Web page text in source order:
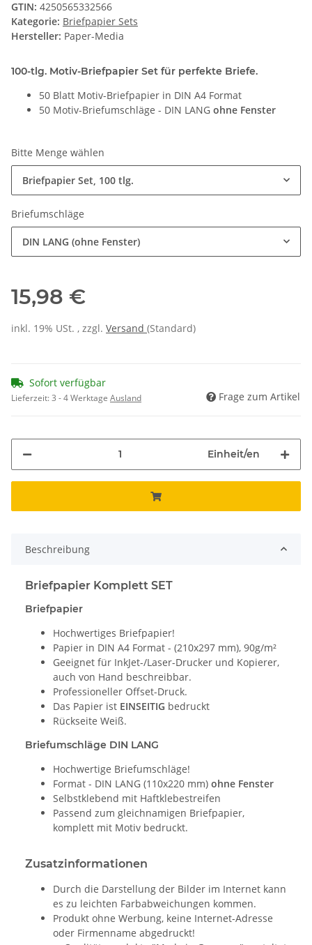
GTIN: 4250565332566
Kategorie: Briefpapier Sets
Hersteller: Paper-Media
100-tlg. Motiv-Briefpapier Set für perfekte Briefe.
50 Blatt Motiv-Briefpapier in DIN A4 Format
50 Motiv-Briefumschläge - DIN LANG ohne Fenster
Bitte Menge wählen
Briefpapier Set, 100 tlg.
Briefumschläge
DIN LANG (ohne Fenster)
15,98 €
inkl. 19% USt. , zzgl. Versand (Standard)
Sofort verfügbar
Lieferzeit:3 - 4 Werktage Ausland Frage zum Artikel
Einheit/en
Beschreibung
Briefpapier Komplett SET
Briefpapier
Hochwertiges Briefpapier!
Papier in DIN A4 Format - (210x297 mm), 90g/m²
Geeignet für InkJet-/Laser-Drucker und Kopierer,
auch von Hand beschreibbar.
Professioneller Offset-Druck.
Das Papier ist EINSEITIG bedruckt
Rückseite Weiß.
Briefumschläge DIN LANG
Hochwertige Briefumschläge!
Format - DIN LANG (110x220 mm) ohne Fenster
Selbstklebend mit Haftklebestreifen
Passend zum gleichnamigen Briefpapier,
komplett mit Motiv bedruckt.
Zusatzinformationen
Durch die Darstellung der Bilder im Internet kann
es zu leichten Farbabweichungen kommen.
Produkt ohne Werbung, keine Internet-Adresse
oder Firmenname abgedruckt!